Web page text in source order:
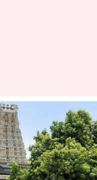
ஆண்டு
-
Apr 18, 2023 05:01